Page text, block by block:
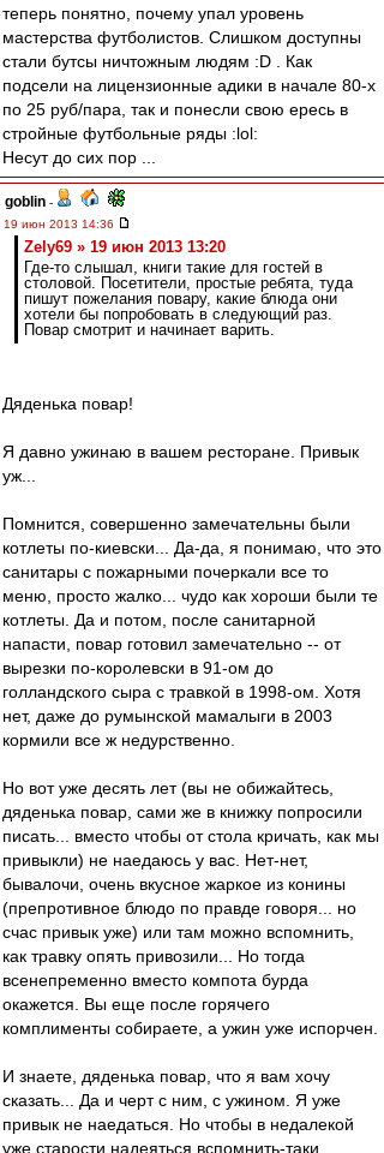
теперь понятно, почему упал уровень
мастерства футболистов. Слишком доступны
стали бутсы ничтожным людям :D . Как
подсели на лицензионные адики в начале 80-х
по 25 руб/пара, так и понесли свою ересь в
стройные футбольные ряды :lol:
Несут до сих пор ...
goblin -
19 июн 2013 14:36
Zely69 » 19 июн 2013 13:20
Где-то слышал, книги такие для гостей в
столовой. Посетители, простые ребята, туда
пишут пожелания повару, какие блюда они
хотели бы попробовать в следующий раз.
Повар смотрит и начинает варить.
Дяденька повар!
Я давно ужинаю в вашем ресторане. Привык
уж...
Помнится, совершенно замечательны были
котлеты по-киевски... Да-да, я понимаю, что это
санитары с пожарными почеркали все то
меню, просто жалко... чудо как хороши были те
котлеты. Да и потом, после санитарной
напасти, повар готовил замечательно -- от
вырезки по-королевски в 91-ом до
голландского сыра с травкой в 1998-ом. Хотя
нет, даже до румынской мамалыги в 2003
кормили все ж недурственно.
Но вот уже десять лет (вы не обижайтесь,
дяденька повар, сами же в книжку попросили
писать... вместо чтобы от стола кричать, как мы
привыкли) не наедаюсь у вас. Нет-нет,
бывалочи, очень вкусное жаркое из конины
(препротивное блюдо по правде говоря... но
счас привык уже) или там можно вспомнить,
как травку опять привозили... Но тогда
всенепременно вместо компота бурда
окажется. Вы еще после горячего
комплименты собираете, а ужин уже испорчен.
И знаете, дяденька повар, что я вам хочу
сказать... Да и черт с ним, с ужином. Я уже
привык не наедаться. Но чтобы в недалекой
уже старости надеяться вспомнить-таки